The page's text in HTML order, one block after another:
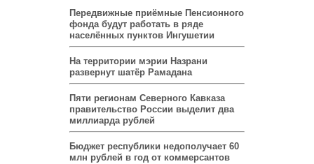
Передвижные приёмные Пенсионного
фонда будут работать в ряде
населённых пунктов Ингушетии
На территории мэрии Назрани
развернут шатёр Рамадана
Пяти регионам Северного Кавказа
правительство России выделит два
миллиарда рублей
Бюджет республики недополучает 60
млн рублей в год от коммерсантов